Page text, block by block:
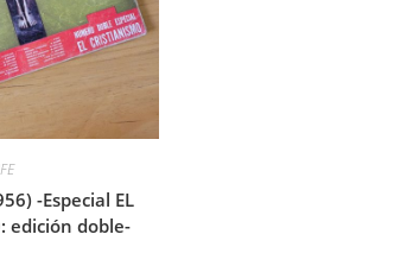
-Especial EL
edición doble-